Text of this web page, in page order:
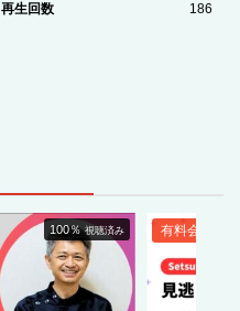
再生回数
186
100％視聴済み 有料会員限定